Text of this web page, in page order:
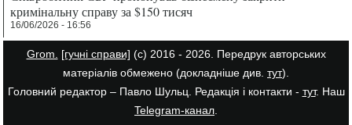
кримінальну справу за $150 тисяч
16/06/2026 - 16:56
Grom. [гучні справи] (с) 2016 - 2026. Передрук авторських
матеріалів обмежено (докладніше див. тут).
Головний редактор – Павло Шульц. Редакція і контакти - тут. Наш
Telegram-канал.